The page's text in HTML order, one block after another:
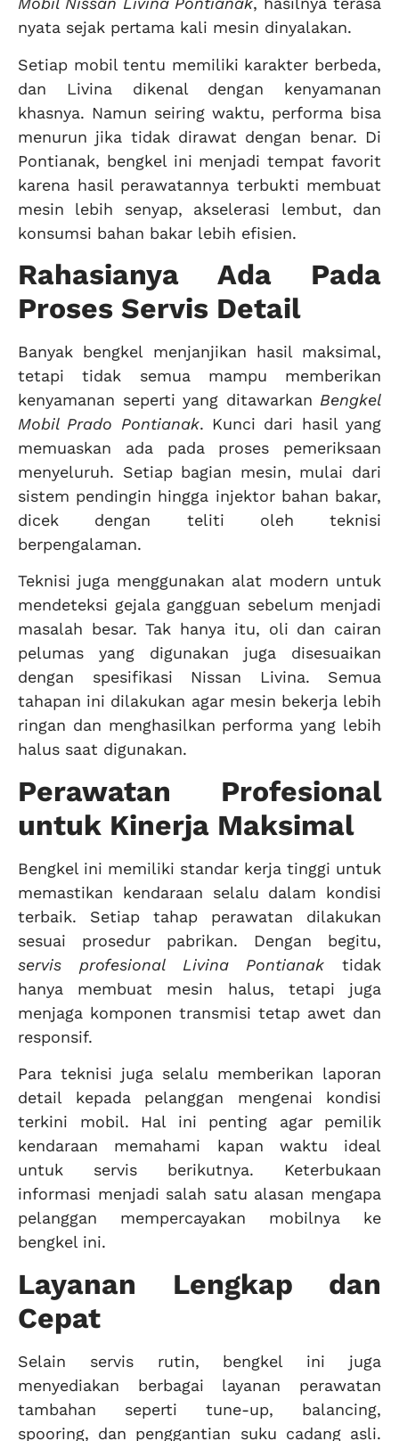
nyata sejak pertama kali mesin dinyalakan.
Setiap mobil tentu memiliki karakter berbeda,
dan Livina dikenal dengan kenyamanan
khasnya. Namun seiring waktu, performa bisa
menurun jika tidak dirawat dengan benar. Di
Pontianak, bengkel ini menjadi tempat favorit
karena hasil perawatannya terbukti membuat
mesin lebih senyap, akselerasi lembut, dan
konsumsi bahan bakar lebih efisien.
Rahasianya Ada Pada
Proses Servis Detail
Banyak bengkel menjanjikan hasil maksimal,
tetapi tidak semua mampu memberikan
kenyamanan seperti yang ditawarkan Bengkel
Mobil Prado Pontianak. Kunci dari hasil yang
memuaskan ada pada proses pemeriksaan
menyeluruh. Setiap bagian mesin, mulai dari
sistem pendingin hingga injektor bahan bakar,
dicek dengan teliti oleh teknisi
berpengalaman.
Teknisi juga menggunakan alat modern untuk
mendeteksi gejala gangguan sebelum menjadi
masalah besar. Tak hanya itu, oli dan cairan
pelumas yang digunakan juga disesuaikan
dengan spesifikasi Nissan Livina. Semua
tahapan ini dilakukan agar mesin bekerja lebih
ringan dan menghasilkan performa yang lebih
halus saat digunakan.
Perawatan Profesional
untuk Kinerja Maksimal
Bengkel ini memiliki standar kerja tinggi untuk
memastikan kendaraan selalu dalam kondisi
terbaik. Setiap tahap perawatan dilakukan
sesuai prosedur pabrikan. Dengan begitu,
servis profesional Livina Pontianak tidak
hanya membuat mesin halus, tetapi juga
menjaga komponen transmisi tetap awet dan
responsif.
Para teknisi juga selalu memberikan laporan
detail kepada pelanggan mengenai kondisi
terkini mobil. Hal ini penting agar pemilik
kendaraan memahami kapan waktu ideal
untuk servis berikutnya. Keterbukaan
informasi menjadi salah satu alasan mengapa
pelanggan mempercayakan mobilnya ke
bengkel ini.
Layanan Lengkap dan
Cepat
Selain servis rutin, bengkel ini juga
menyediakan berbagai layanan perawatan
tambahan seperti tune-up, balancing,
spooring, dan penggantian suku cadang asli.